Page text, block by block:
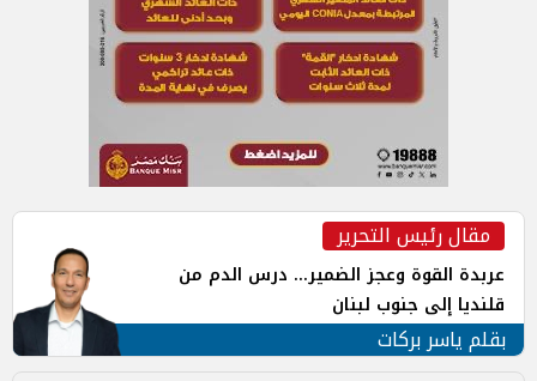
مقال رئيس التحرير
عربدة القوة وعجز الضمير... درس الدم من
قلنديا إلى جنوب لبنان
بقلم ياسر بركات